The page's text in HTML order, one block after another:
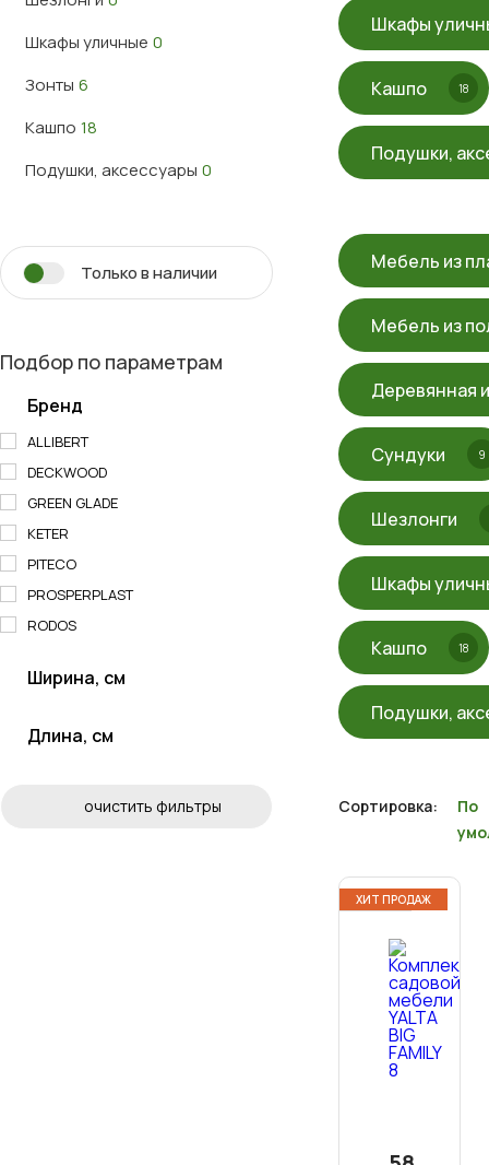
Шкафы уличные 0
Зонты 6
Кашпо 18
Подушки, аксессуары 0
Только в наличии
Подбор по параметрам
Бренд
ALLIBERT
DECKWOOD
GREEN GLADE
KETER
PITECO
PROSPERPLAST
RODOS
Ширина, см
Длина, см
очистить фильтры
Шкафы
Кашпо 18
Подушки,
Мебель из
Мебель из
Деревянная
Сундуки 9
Шезлонги
Шкафы
Кашпо 18
Подушки,
Сортировка:
По
АКЦИЯ
ХИТ ПРОДАЖ